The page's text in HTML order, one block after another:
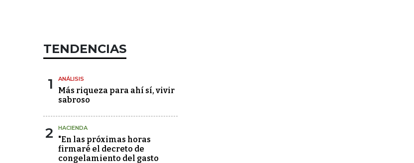
TENDENCIAS
1 ANÁLISIS
Más riqueza para ahí sí, vivir
sabroso
2 HACIENDA
"En las próximas horas
firmaré el decreto de
congelamiento del gasto